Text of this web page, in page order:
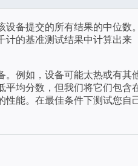
备提交的所有结果的中位数。
计的基准测试结果中计算出来
。例如，设备可能太热或有其
平均分数，但我们将它们包含
能。在最佳条件下测试您自